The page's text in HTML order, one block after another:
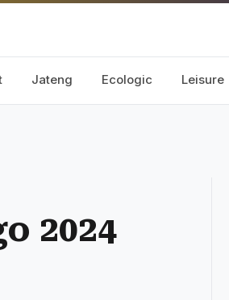
Jateng Ecologic Leisure
2024